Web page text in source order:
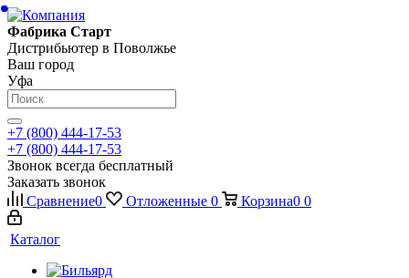
Фабрика Старт
Дистрибьютер в Поволжье
Ваш город
Уфа
+7 (800) 444-17-53
+7 (800) 444-17-53
Звонок всегда бесплатный
Заказать звонок
Сравнение0 Отложенные 0 Корзина0 0
Каталог